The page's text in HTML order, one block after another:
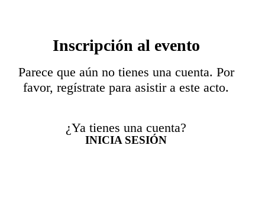
Inscripción al evento
Parece que aún no tienes una cuenta. Por
favor, regístrate para asistir a este acto.
¿Ya tienes una cuenta?
INICIA SESIÓN